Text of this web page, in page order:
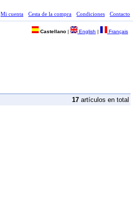
Mi cuenta Cesta de la compra Condiciones Contacto
Castellano | English | Français
17 artículos en total